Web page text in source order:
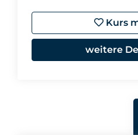
Kurs
weitere